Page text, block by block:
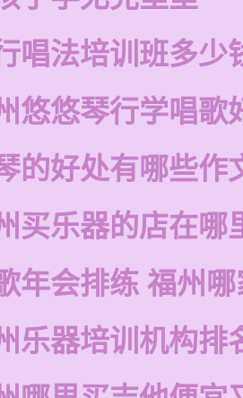
唱法培训班多少
悠悠琴行学唱歌
的好处有哪些作
买乐器的店在哪
年会排练 福州
乐器培训机构排